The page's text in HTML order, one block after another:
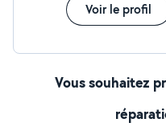
Voir le profil
Vous souhaitez